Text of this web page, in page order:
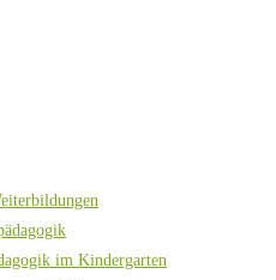
im Kindergarten